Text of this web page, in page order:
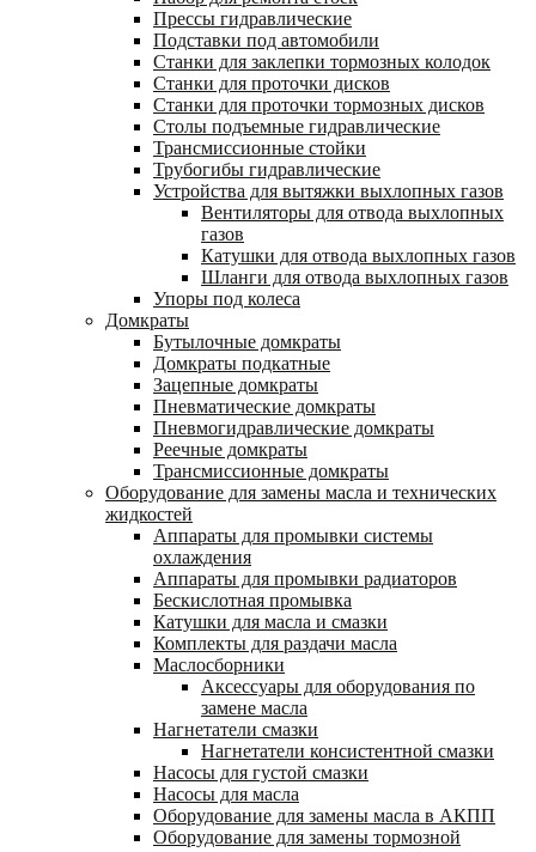
Прессы гидравлические
Подставки под автомобили
Станки для заклепки тормозных колодок
Станки для проточки дисков
Станки для проточки тормозных дисков
Столы подъемные гидравлические
Трансмиссионные стойки
Трубогибы гидравлические
Устройства для вытяжки выхлопных газов
Вентиляторы для отвода выхлопных
газов
Катушки для отвода выхлопных газов
Шланги для отвода выхлопных газов
Упоры под колеса
Домкраты
Бутылочные домкраты
Домкраты подкатные
Зацепные домкраты
Пневматические домкраты
Пневмогидравлические домкраты
Реечные домкраты
Трансмиссионные домкраты
Оборудование для замены масла и технических
жидкостей
Аппараты для промывки системы
охлаждения
Аппараты для промывки радиаторов
Бескислотная промывка
Катушки для масла и смазки
Комплекты для раздачи масла
Маслосборники
Аксессуары для оборудования по
замене масла
Нагнетатели смазки
Нагнетатели консистентной смазки
Насосы для густой смазки
Насосы для масла
Оборудование для замены масла в АКПП
Оборудование для замены тормозной